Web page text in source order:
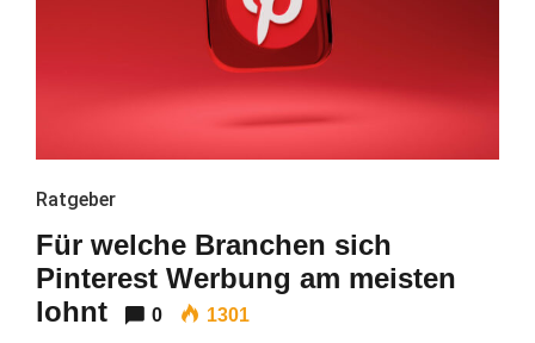
Ratgeber
Für welche Branchen sich
Pinterest Werbung am meisten
lohnt
0 1301